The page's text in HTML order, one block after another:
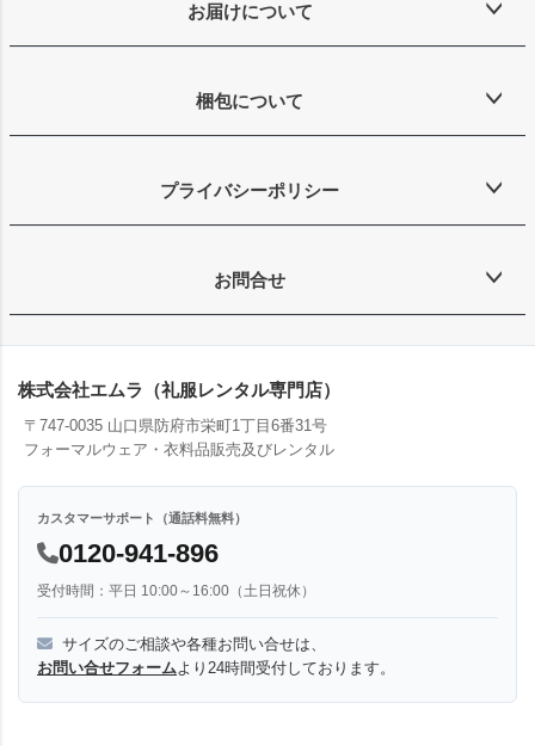
お届けについて
梱包について
プライバシーポリシー
お問合せ
株式会社エムラ（礼服レンタル専門店）
〒747-0035 山口県防府市栄町1丁目6番31号
フォーマルウェア・衣料品販売及びレンタル
カスタマーサポート（通話料無料）
0120-941-896
受付時間：平日 10:00～16:00（土日祝休）
サイズのご相談や各種お問い合せは、
お問い合せフォームより24時間受付しております。